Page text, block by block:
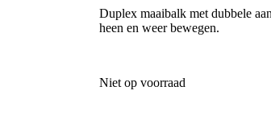
Duplex maaibalk met dubbele
heen en weer bewegen.
Niet op voorraad